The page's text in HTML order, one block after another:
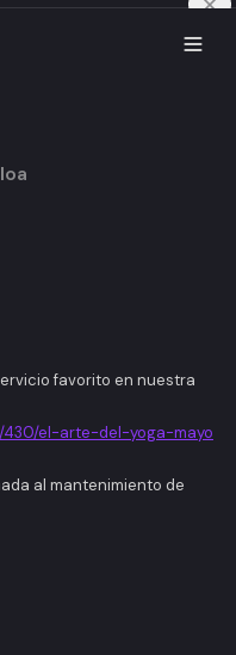
favorito en nuestra
el-arte-del-yoga-mayo
al mantenimiento de